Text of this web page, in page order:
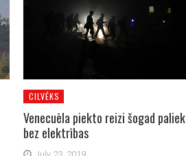
CILVĒKS
Venecuēla piekto reizi šogad paliek
bez elektrības